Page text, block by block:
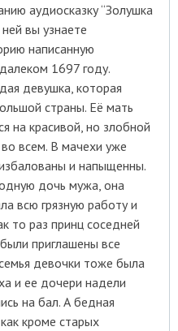
аудиосказку “Золушка
вы узнаете
написанную
1697 году.
девушка, которая
страны. Её мать
на красивой, но злобной
всем. В мачехи уже
и напыщенны.
дочь мужа, она
всю грязную работу и
то раз принц соседней
приглашены все
девочки тоже была
и ее дочери надели
на бал. А бедная
кроме старых